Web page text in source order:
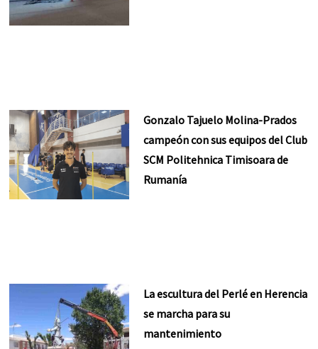
Gonzalo Tajuelo Molina-Prados
campeón con sus equipos del Club
SCM Politehnica Timisoara de
Rumanía
La escultura del Perlé en Herencia
se marcha para su
mantenimiento